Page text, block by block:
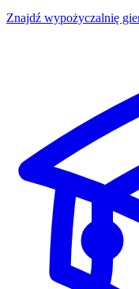
Znajdź wypożyczalnię